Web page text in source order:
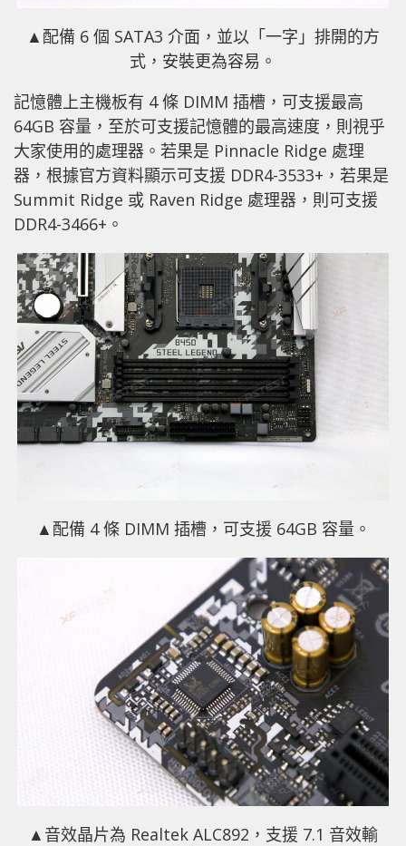
▲配備 6 個 SATA3 介面，並以「一字」排開的方
式，安裝更為容易。
記憶體上主機板有 4 條 DIMM 插槽，可支援最高
64GB 容量，至於可支援記憶體的最高速度，則視乎
大家使用的處理器。若果是 Pinnacle Ridge 處理
器，根據官方資料顯示可支援 DDR4-3533+，若果是
Summit Ridge 或 Raven Ridge 處理器，則可支援
DDR4-3466+。
▲配備 4 條 DIMM 插槽，可支援 64GB 容量。
▲音效晶片為 Realtek ALC892，支援 7.1 音效輸